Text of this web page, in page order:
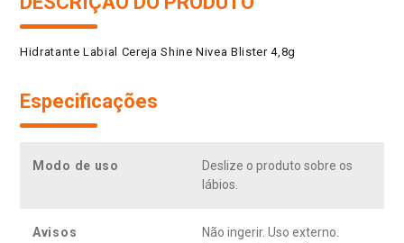
Hidratante Labial Cereja Shine Nivea Blister 4,8g
Especificações
Modo de uso
Deslize o produto sobre os
lábios.
Avisos
Não ingerir. Uso externo.